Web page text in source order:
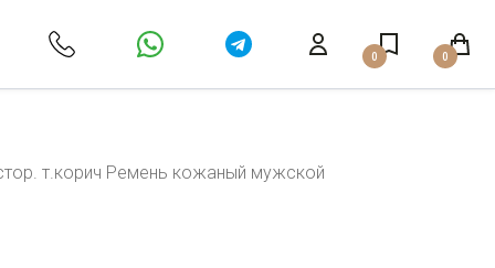
0 0
т.корич Ремень кожаный мужской